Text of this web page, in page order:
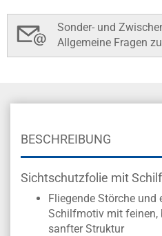
Sonder- und
Allgemeine Fragen
BESCHREIBUNG
Sichtschutzfolie mit
Fliegende Störche und
Schilfmotiv mit feinen,
sanfter Struktur